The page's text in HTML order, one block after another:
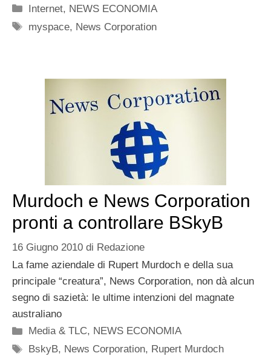
Categorie
Internet, NEWS ECONOMIA
Tag
myspace, News Corporation
Murdoch e News Corporation
pronti a controllare BSkyB
16 Giugno 2010 di Redazione
La fame aziendale di Rupert Murdoch e della sua
principale “creatura”, News Corporation, non dà alcun
segno di sazietà: le ultime intenzioni del magnate
australiano
Categorie
Media & TLC, NEWS ECONOMIA
Tag
BskyB, News Corporation, Rupert Murdoch